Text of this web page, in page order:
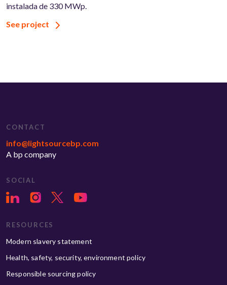
instalada de 330 MWp.
See project
CONTACT
info@lightsourcebp.com
A bp company
SOCIAL
RESOURCES
Modern slavery statement
Health, safety, security, environment policy
Responsible sourcing policy